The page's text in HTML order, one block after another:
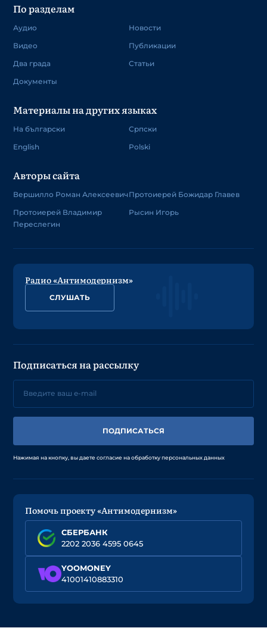
По разделам
Аудио
Видео
Два града
Документы
Новости
Публикации
Статьи
Материалы на других языках
На български
English
Српски
Polski
Авторы сайта
Вершилло Роман Алексеевич
Протоиерей Владимир
Переслегин
Протоиерей Божидар Главев
Рысин Игорь
Радио «Антимодернизм»
СЛУШАТЬ
Подписаться на рассылку
ПОДПИСАТЬСЯ
Нажимая на кнопку, вы даете согласие на обработку персональных данных
Помочь проекту «Антимодернизм»
СБЕРБАНК
2202 2036 4595 0645
YOOMONEY
41001410883310